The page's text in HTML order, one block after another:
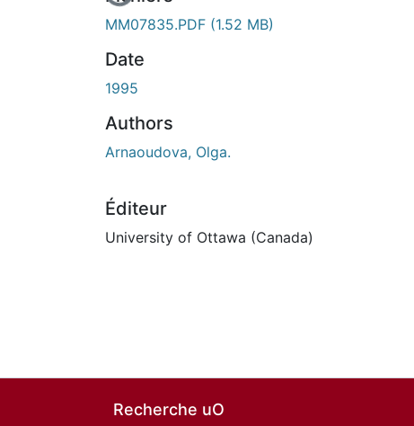
MM07835.PDF (1.52 MB)
Date
1995
Authors
Arnaoudova, Olga.
Éditeur
University of Ottawa (Canada)
Recherche uO